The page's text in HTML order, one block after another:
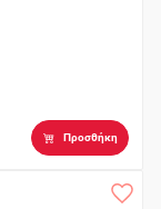
Προσθήκη